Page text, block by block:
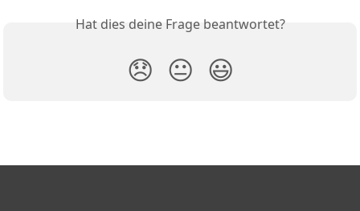
Hat dies deine Frage beantwortet?
😞 😐 😃